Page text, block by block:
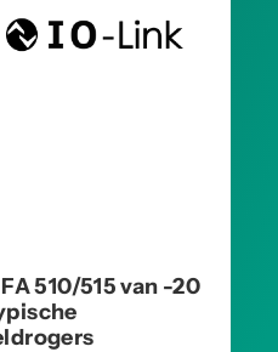
510/515 van -20